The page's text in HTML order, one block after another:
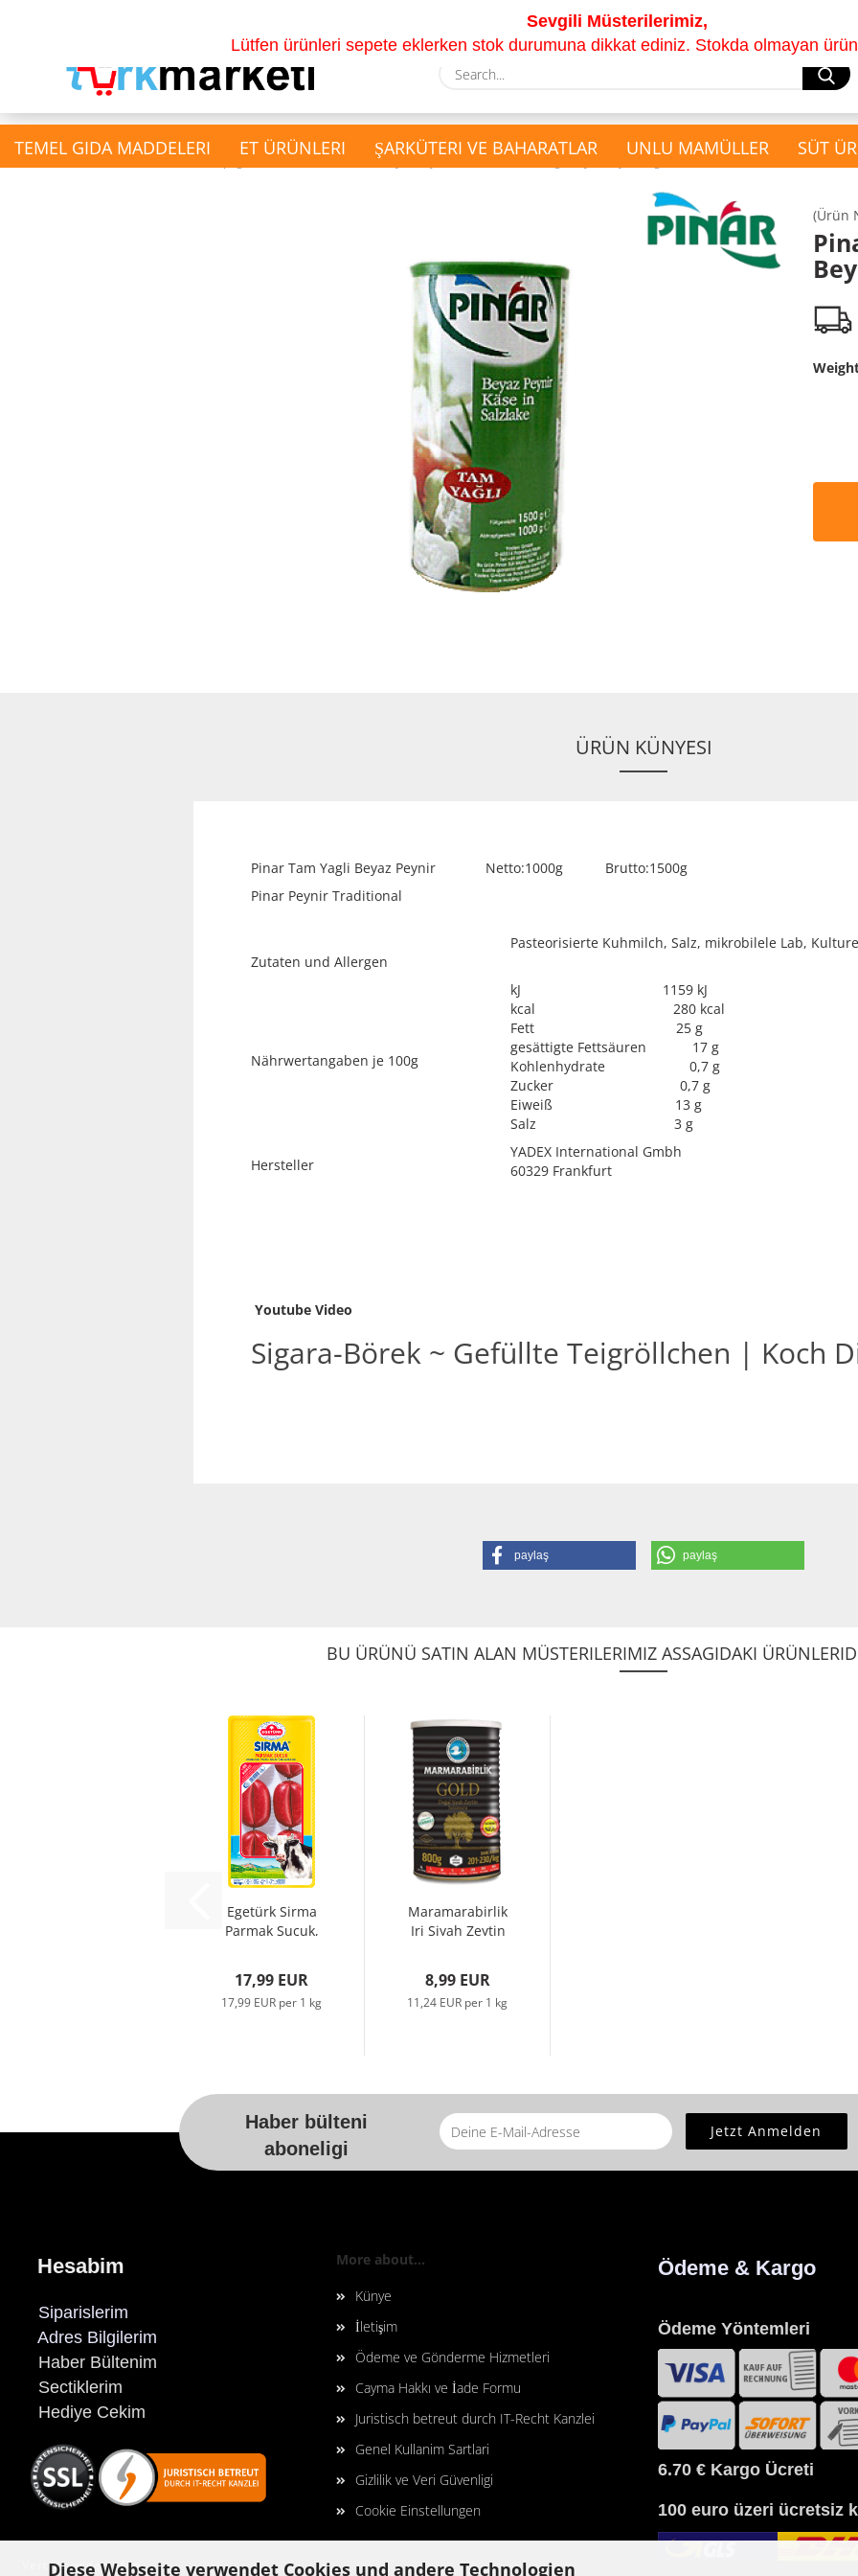
Diese Webseite verwendet Cookies und andere Technologien
Sevgili Müsterilerimiz,
Lütfen ürünleri sepete eklerken stok durumuna dikkat ediniz. Stokda olmayan
TEMEL GIDA MADDELERI ET ÜRÜNLERI ŞARKÜTERI VE BAHARATLAR UNLU MAMÜLLER SÜT
show Kuruyemis ve
Kurutulmus Meyveler
Kabak ve Ayçekirdeği
Kurutulmuş Meyveler
Kuruyemis Cesitleri
show Hediyesepeti
» »
(Ürün
ÜRÜN KÜNYESI
Pinar Tam Yagli Beyaz Peynir Netto:1000g Brutto:1500g
Pinar Peynir Traditional
Zutaten und Allergen
Pasteorisierte Kuhmilch, Salz, mikrobilele Lab,
Nährwertangaben je 100g
kJ 1159 kJ
kcal 280 kcal
Fett 25 g
gesättigte Fettsäuren 17 g
Kohlenhydrate 0,7 g
Zucker 0,7 g
Eiweiß 13 g
Salz 3 g
Hersteller
YADEX International Gmbh
60329 Frankfurt
Youtube Video
Sigara-Börek ~ Gefüllte Teigröllchen | Koch
paylaş paylaş
BU ÜRÜNÜ SATIN ALAN MÜSTERILERIMIZ ASSAGIDAKI
Egetürk Sirma
Parmak Sucuk,
17,99 EUR
17,99 EUR per 1 kg
Maramarabirlik
Iri Siyah Zeytin
8,99 EUR
11,24 EUR per 1 kg
For more information, please visit the home page for this product.
Haber bülteni
aboneligi
Hesabim
Siparislerim
Adres Bilgilerim
Haber Bültenim
Sectiklerim
Hediye Cekim
More about...
Künye
İletişim
Ödeme ve Gönderme Hizmetleri
Cayma Hakkı ve İade Formu
Juristisch betreut durch IT-Recht Kanzlei
Genel Kullanim Sartlari
Gizlilik ve Veri Güvenligi
Cookie Einstellungen
Ödeme & Kargo
Ödeme Yöntemleri
6.70 € Kargo Ücreti
100 euro üzeri ücretsiz
Vertrag widerrufen